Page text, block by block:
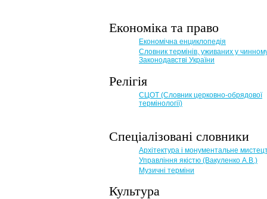
Економіка та право
Eкономічна енциклопедія
Словник термінів, уживаних у
Законодавстві України
Релігія
СЦОТ (Словник церковно-обрядової
термінології)
Спеціалізовані словники
Архітектура і монументальне
Управління якістю (Вакуленко А.В.)
Музичні терміни
Культура